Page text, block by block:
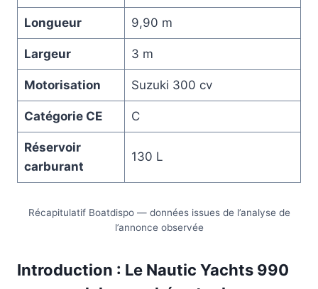
Longueur 9,90 m
Largeur 3 m
Motorisation Suzuki 300 cv
Catégorie CE C
Réservoir
carburant
130 L
Récapitulatif Boatdispo — données issues de l’analyse de
l’annonce observée
Introduction : Le Nautic Yachts 990